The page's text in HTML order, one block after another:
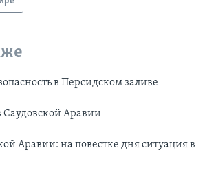
в Персидском заливе
Аравии
Аравии: на повестке дня ситуация в